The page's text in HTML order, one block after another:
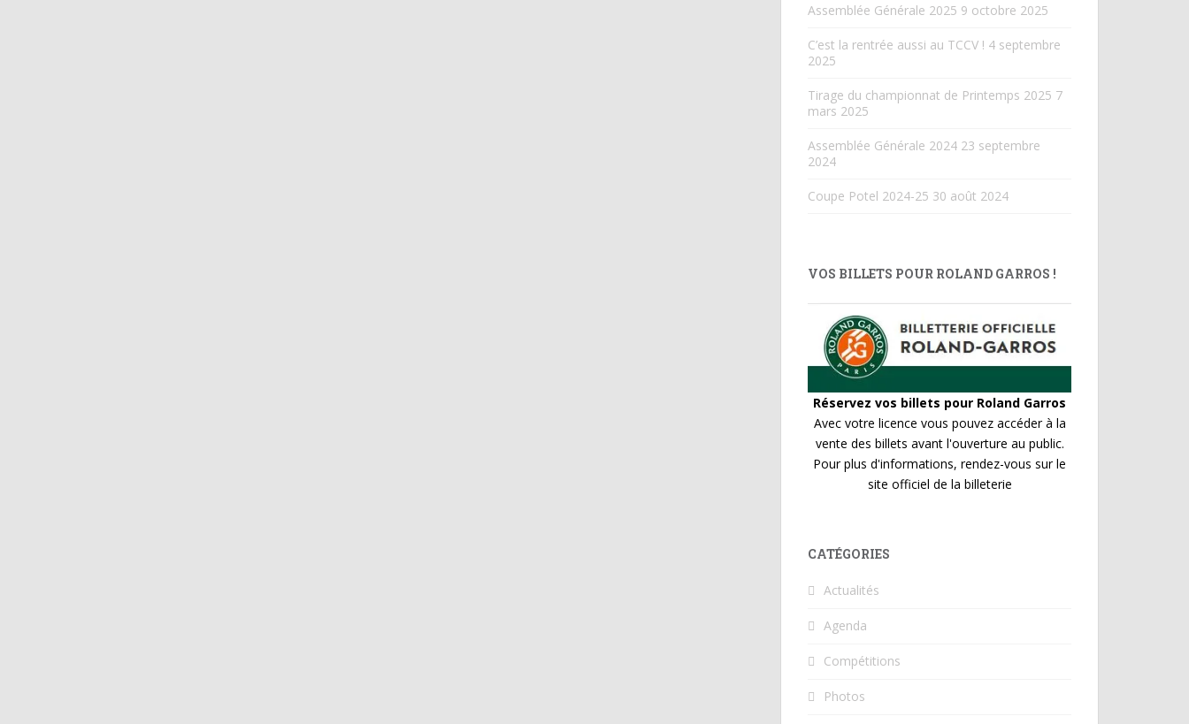
Assemblée Générale 2025 9 octobre 2025
C’est la rentrée aussi au TCCV ! 4 septembre
2025
Tirage du championnat de Printemps 2025 7
mars 2025
Assemblée Générale 2024 23 septembre
2024
Coupe Potel 2024-25 30 août 2024
VOS BILLETS POUR ROLAND GARROS !
Réservez vos billets pour Roland Garros
Avec votre licence vous pouvez accéder à la
vente des billets avant l'ouverture au public.
Pour plus d'informations, rendez-vous sur le
site officiel de la billeterie
CATÉGORIES
Actualités
Agenda
Compétitions
Photos